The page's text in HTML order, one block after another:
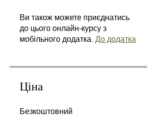
Ви також можете приєднатись
до цього онлайн-курсу з
мобільного додатка. До додатка
Ціна
Безкоштовний